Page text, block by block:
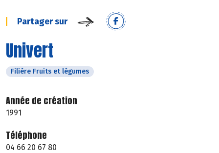
Partager sur
Univert
Filière Fruits et légumes
Année de création
1991
Téléphone
04 66 20 67 80